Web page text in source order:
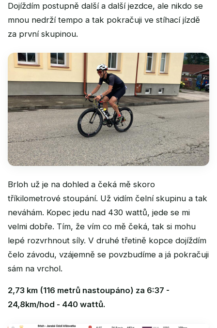
Dojíždím postupně další a další jezdce, ale nikdo se
mnou nedrží tempo a tak pokračuji ve stíhací jízdě
za první skupinou.
Brloh už je na dohled a čeká mě skoro
tříkilometrové stoupání. Už vidím čelní skupinu a tak
neváhám. Kopec jedu nad 430 wattů, jede se mi
velmi dobře. Tím, že vím co mě čeká, tak si mohu
lepé rozvrhnout síly. V druhé třetině kopce dojíždím
čelo závodu, vzájemně se povzbudíme a já pokračuji
sám na vrchol.
2,73 km (116 metrů nastoupáno) za 6:37 -
24,8km/hod - 440 wattů.